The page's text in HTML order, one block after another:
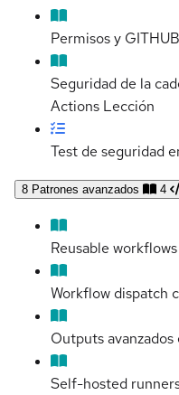
Permisos y
Seguridad de la
Actions Lección
Test de seguridad
8 Patrones avanzados 4
Reusable
Workflow dispatch
Outputs
Self-hosted